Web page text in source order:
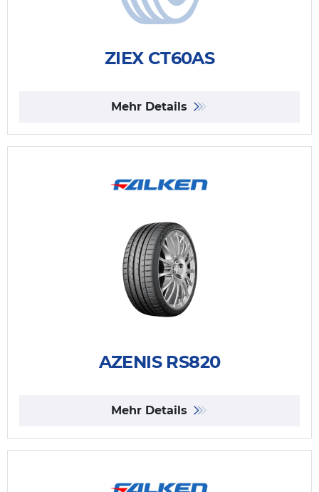
ZIEX CT60AS
Mehr Details
AZENIS RS820
Mehr Details